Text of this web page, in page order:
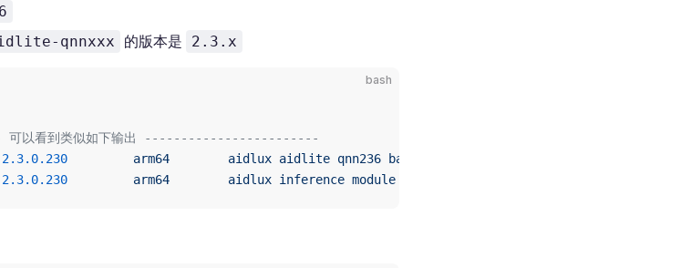
qnnxxx 的版本是 2.3.x
bash
看到类似如下输出 ------------------------
         arm64
        aidlux
aidlite qnn236 backend
         arm64
        aidlux
inference module